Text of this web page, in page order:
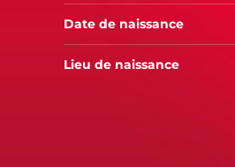
Date de naissance
Lieu de naissance